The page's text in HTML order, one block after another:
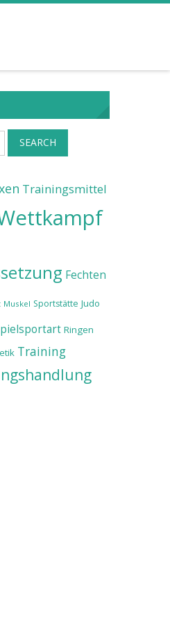
SEARCH
Trainingsmittel
Fechten
Muskel Sportstätte Judo
Ringen
Training